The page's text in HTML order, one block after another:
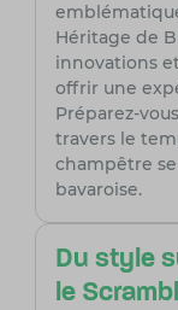
Héritage de
innovations
offrir une
Préparez-
travers le
champêtre
bavaroise.
Du style
le